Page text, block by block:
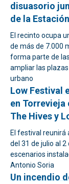
disuasorio
de la Estación
El recinto ocupa
de más de 7.000
forma parte de
ampliar las
urbano
Low Festival
en Torrevieja
The Hives y
El festival reunirá
del 31 de julio al
escenarios
Antonio Soria
Un incendio